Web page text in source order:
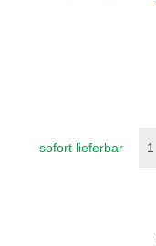
sofort lieferbar